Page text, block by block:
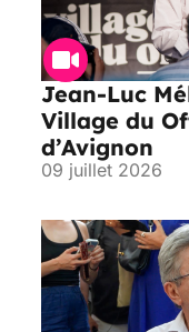
Jean-Luc
Village du
d’Avignon
09 juillet 2026